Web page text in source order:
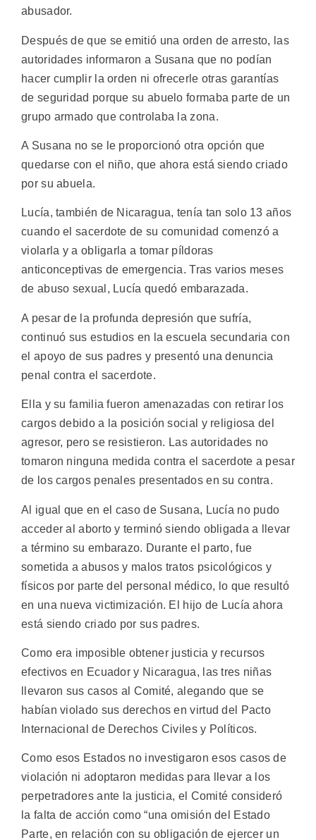
abusador.
Después de que se emitió una orden de arresto, las
autoridades informaron a Susana que no podían
hacer cumplir la orden ni ofrecerle otras garantías
de seguridad porque su abuelo formaba parte de un
grupo armado que controlaba la zona.
A Susana no se le proporcionó otra opción que
quedarse con el niño, que ahora está siendo criado
por su abuela.
Lucía, también de Nicaragua, tenía tan solo 13 años
cuando el sacerdote de su comunidad comenzó a
violarla y a obligarla a tomar píldoras
anticonceptivas de emergencia. Tras varios meses
de abuso sexual, Lucía quedó embarazada.
A pesar de la profunda depresión que sufría,
continuó sus estudios en la escuela secundaria con
el apoyo de sus padres y presentó una denuncia
penal contra el sacerdote.
Ella y su familia fueron amenazadas con retirar los
cargos debido a la posición social y religiosa del
agresor, pero se resistieron. Las autoridades no
tomaron ninguna medida contra el sacerdote a pesar
de los cargos penales presentados en su contra.
Al igual que en el caso de Susana, Lucía no pudo
acceder al aborto y terminó siendo obligada a llevar
a término su embarazo. Durante el parto, fue
sometida a abusos y malos tratos psicológicos y
físicos por parte del personal médico, lo que resultó
en una nueva victimización. El hijo de Lucía ahora
está siendo criado por sus padres.
Como era imposible obtener justicia y recursos
efectivos en Ecuador y Nicaragua, las tres niñas
llevaron sus casos al Comité, alegando que se
habían violado sus derechos en virtud del Pacto
Internacional de Derechos Civiles y Políticos.
Como esos Estados no investigaron esos casos de
violación ni adoptaron medidas para llevar a los
perpetradores ante la justicia, el Comité consideró
la falta de acción como “una omisión del Estado
Parte, en relación con su obligación de ejercer un